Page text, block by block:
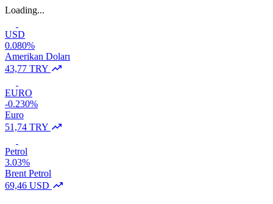
Loading...
USD
0.080%
Amerikan Doları
43,77 TRY
EURO
-0.230%
Euro
51,74 TRY
Petrol
3.03%
Brent Petrol
69,46 USD